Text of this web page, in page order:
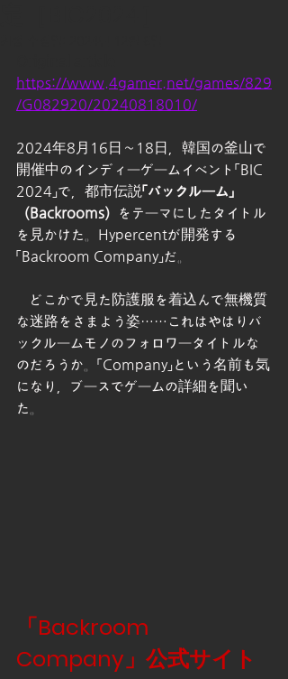
https://www.4gamer.net/games/829
/G082920/20240818010/
2024年8月16日～18日，韓国の釜山で
開催中のインディーゲームイベント 「BIC
2024」で，都市伝説「バックルーム」
（Backrooms） をテーマにしたタイトル
を見かけた。Hypercentが開発する
「Backroom Company」だ。
どこかで見た防護服を着込んで無機質
な迷路をさまよう姿……これはやはりバ
ックルームモノのフォロワータイトルな
のだろうか。「Company」という名前も気
になり，ブースでゲームの詳細を聞い
た。
「Backroom
Company」公式サイト